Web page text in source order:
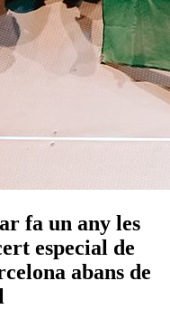
fa un any les
especial de
abans de